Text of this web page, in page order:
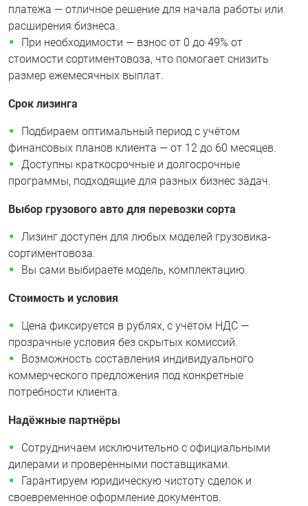
платежа — отличное решение для начала работы или
расширения бизнеса.
При необходимости — взнос от 0 до 49% от
стоимости сортиментовоза, что помогает снизить
размер ежемесячных выплат.
Срок лизинга
Подбираем оптимальный период с учётом
финансовых планов клиента — от 12 до 60 месяцев.
Доступны краткосрочные и долгосрочные
программы, подходящие для разных бизнес задач.
Выбор грузового авто для перевозки сорта
Лизинг доступен для любых моделей грузовика-
сортиментовоза.
Вы сами выбираете модель, комплектацию.
Стоимость и условия
Цена фиксируется в рублях, с учётом НДС —
прозрачные условия без скрытых комиссий.
Возможность составления индивидуального
коммерческого предложения под конкретные
потребности клиента.
Надёжные партнёры
Сотрудничаем исключительно с официальными
дилерами и проверенными поставщиками.
Гарантируем юридическую чистоту сделок и
своевременное оформление документов.